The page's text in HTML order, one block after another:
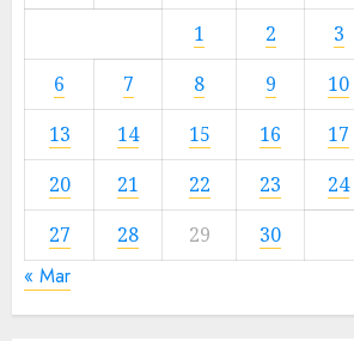
1
2 3
6
7 8 9 10
13
14 15 16 17
20
21 22 23 24
27
28 29 30
« Mar